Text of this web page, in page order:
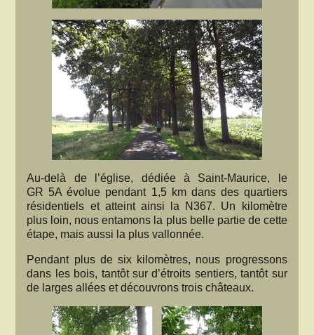
Au-delà de l’église, dédiée à Saint-Maurice, le
GR 5A évolue pendant 1,5 km dans des quartiers
résidentiels et atteint ainsi la N367. Un kilomètre
plus loin, nous entamons la plus belle partie de cette
étape, mais aussi la plus vallonnée.
Pendant plus de six kilomètres, nous progressons
dans les bois, tantôt sur d’étroits sentiers, tantôt sur
de larges allées et découvrons trois châteaux.